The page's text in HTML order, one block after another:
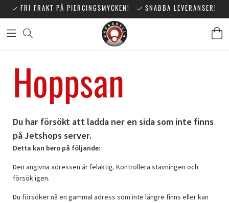
FRI FRAKT PÅ PIERCINGSMYCKEN! SNABBA LEVERANSER!
Hoppsan
Du har försökt att ladda ner en sida som inte finns
på Jetshops server.
Detta kan bero på följande:
Den angivna adressen är felaktig. Kontrollera stavningen och
försök igen.
Du försöker nå en gammal adress som inte längre finns eller kan